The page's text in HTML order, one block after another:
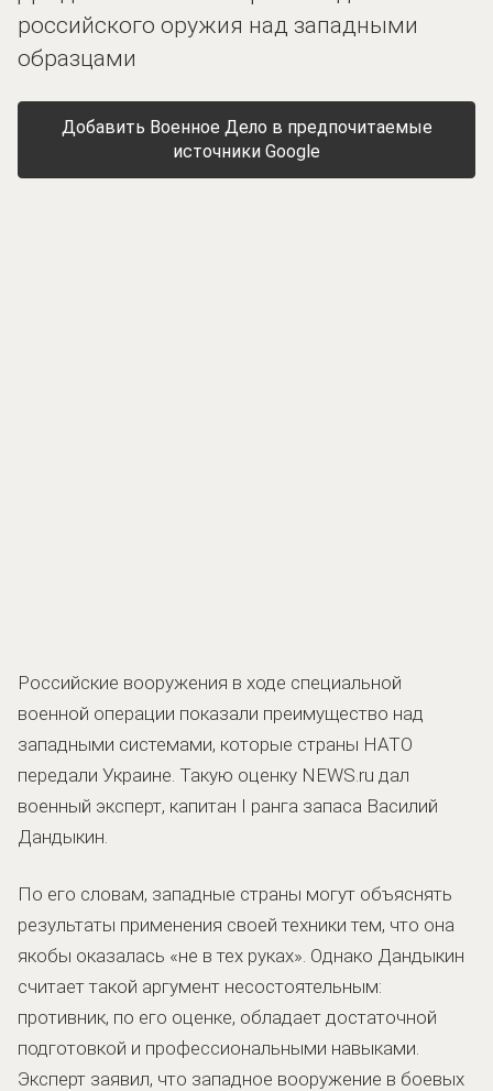
российского оружия над западными
образцами
Добавить Военное Дело в предпочитаемые
источники Google
Российские вооружения в ходе специальной
военной операции показали преимущество над
западными системами, которые страны НАТО
передали Украине. Такую оценку NEWS.ru дал
военный эксперт, капитан I ранга запаса Василий
Дандыкин.
По его словам, западные страны могут объяснять
результаты применения своей техники тем, что она
якобы оказалась «не в тех руках». Однако Дандыкин
считает такой аргумент несостоятельным:
противник, по его оценке, обладает достаточной
подготовкой и профессиональными навыками.
Эксперт заявил, что западное вооружение в боевых